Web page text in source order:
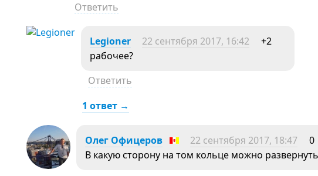
Ответить
Legioner 22 сентября 2017, 16:42
+2
рабочее?
Ответить
1 ответ →
Олег Офицеров 22 сентября 2017, 18:47
0
В какую сторону на том кольце можно